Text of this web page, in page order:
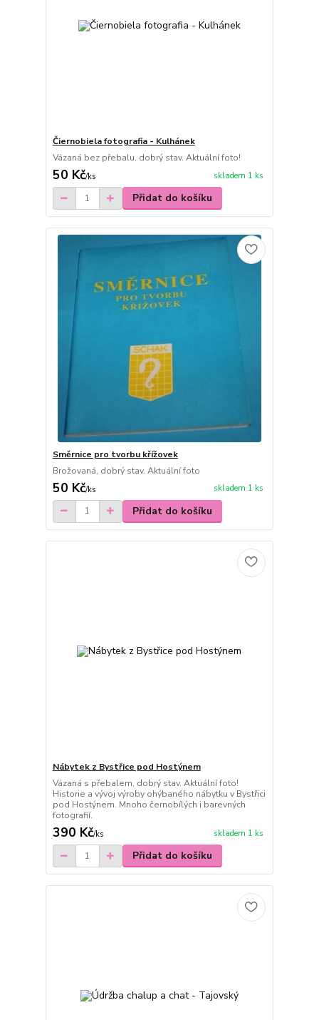
Čiernobiela fotografia - Kulhánek
Vázaná bez přebalu, dobrý stav. Aktuální foto!
50 Kč/ks skladem 1 ks
Přidat do košíku
Směrnice pro tvorbu křížovek
Brožovaná, dobrý stav. Aktuální foto
50 Kč/ks skladem 1 ks
Přidat do košíku
Nábytek z Bystřice pod Hostýnem
Vázaná s přebalem, dobrý stav. Aktuální foto!
Historie a vývoj výroby ohýbaného nábytku v Bystřici
pod Hostýnem. Mnoho černobílých i barevných
fotografií.
390 Kč/ks skladem 1 ks
Přidat do košíku